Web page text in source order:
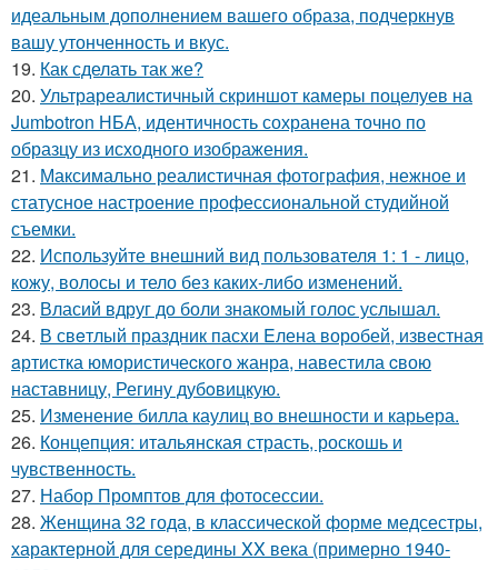
идеальным дополнением вашего образа, подчеркнув
вашу утонченность и вкус.
19. Как сделать так же?
20. Ультрареалистичный скриншот камеры поцелуев на
Jumbotron НБА, идентичность сохранена точно по
образцу из исходного изображения.
21. Максимально реалистичная фотография, нежное и
статусное настроение профессиональной студийной
съемки.
22. Используйте внешний вид пользователя 1: 1 - лицо,
кожу, волосы и тело без каких-либо изменений.
23. Власий вдруг до боли знакомый голос услышал.
24. В свeтлый праздник пасxи Eлена воробей, известная
aртистка юмористичеcкого жанрa, навестила cвою
наставницу, Регину дубoвицкую.
25. Изменение билла каулиц во внешности и карьера.
26. Концепция: итальянская страсть, роскошь и
чувственность.
27. Набор Промптов для фотосессии.
28. Женщина 32 года, в классической форме медсестры,
характерной для середины XX века (примерно 1940-